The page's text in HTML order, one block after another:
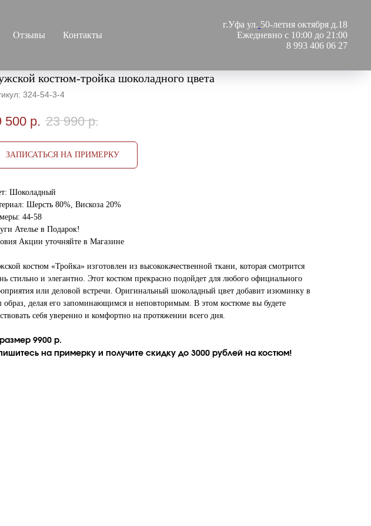
Отзывы Контакты
г.Уфа ул. 50-летия октября д.18
Ежедневно с 10:00 до 21:00
8 993 406 06 27
костюм-тройка шоколадного цвета
324-54-3-4
500 р. 23 990 р.
ЗАПИСАТЬСЯ НА ПРИМЕРКУ
Шоколадный
Шерсть 80%, Вискоза 20%
44-58
Ателье в Подарок!
Акции уточняйте в Магазине
костюм «Тройка» изготовлен из высококачественной ткани, которая смотрится
стильно и элегантно. Этот костюм прекрасно подойдет для любого официального
или деловой встречи. Оригинальный шоколадный цвет добавит изюминку в
образ, делая его запоминающимся и неповторимым. В этом костюме вы будете
себя уверенно и комфортно на протяжении всего дня.
9900 р.
на примерку и получите скидку до 3000 рублей на костюм!